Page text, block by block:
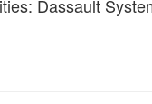
Dassault